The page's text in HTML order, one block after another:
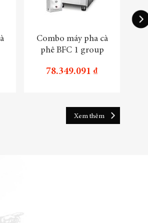
Combo máy pha cà
phê BFC 1 group
78.349.091 ₫
Xem thêm